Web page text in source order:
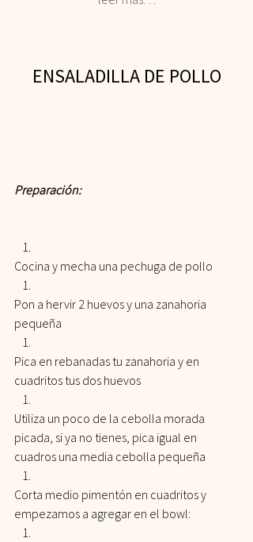
ENSALADILLA DE POLLO
Preparación:
Cocina y mecha una pechuga de pollo
Pon a hervir 2 huevos y una zanahoria
pequeña
Pica en rebanadas tu zanahoria y en
cuadritos tus dos huevos
Utiliza un poco de la cebolla morada
picada, si ya no tienes, pica igual en
cuadros una media cebolla pequeña
Corta medio pimentón en cuadritos y
empezamos a agregar en el bowl: